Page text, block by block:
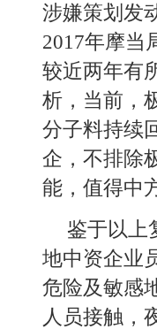
涉嫌策划发
2017年摩当
较近两年有
析，当前，
分子料持续
企，不排除
能，值得中
鉴于以上
地中资企业
危险及敏感
人员接触，